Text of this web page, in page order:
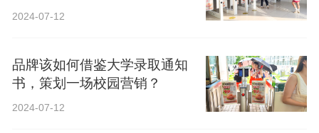
神共鸣？
2024-07-12
品牌该如何借鉴大学录取通知
书，策划一场校园营销？
2024-07-12